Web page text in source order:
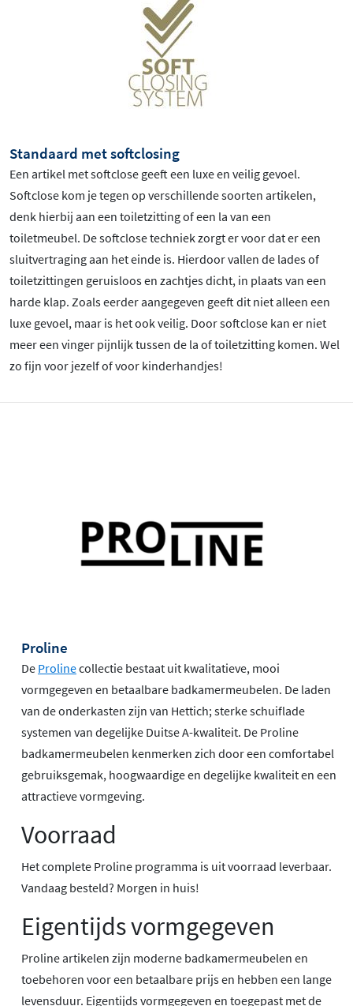
Standaard met softclosing
Een artikel met softclose geeft een luxe en veilig gevoel.
Softclose kom je tegen op verschillende soorten artikelen,
denk hierbij aan een toiletzitting of een la van een
toiletmeubel. De softclose techniek zorgt er voor dat er een
sluitvertraging aan het einde is. Hierdoor vallen de lades of
toiletzittingen geruisloos en zachtjes dicht, in plaats van een
harde klap. Zoals eerder aangegeven geeft dit niet alleen een
luxe gevoel, maar is het ook veilig. Door softclose kan er niet
meer een vinger pijnlijk tussen de la of toiletzitting komen. Wel
zo fijn voor jezelf of voor kinderhandjes!
Proline
De Prolinecollectie bestaat uit kwalitatieve, mooi
vormgegeven en betaalbare badkamermeubelen. De laden
van de onderkasten zijn van Hettich; sterke schuiflade
systemen van degelijke Duitse A-kwaliteit. De Proline
badkamermeubelen kenmerken zich door een comfortabel
gebruiksgemak, hoogwaardige en degelijke kwaliteit en een
attractieve vormgeving.
Voorraad
Het complete Proline programma is uit voorraad leverbaar.
Vandaag besteld? Morgen in huis!
Eigentijds vormgegeven
Proline artikelen zijn moderne badkamermeubelen en
toebehoren voor een betaalbare prijs en hebben een lange
levensduur. Eigentijds vormgegeven en toegepast met de